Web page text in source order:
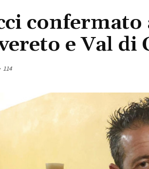
confermato
e Val di
114